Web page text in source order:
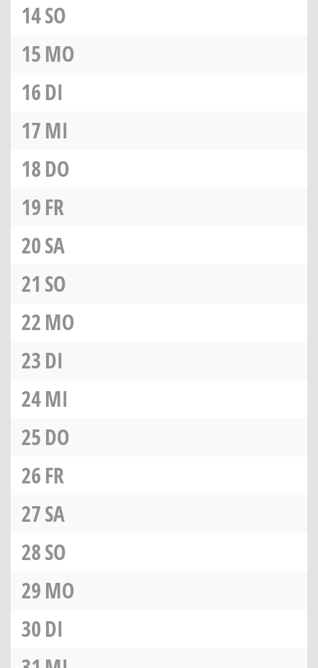
14SO
15MO
16DI
17MI
18DO
19FR
20SA
21 SO
22MO
23DI
24MI
25DO
26FR
27SA
28SO
29MO
30DI